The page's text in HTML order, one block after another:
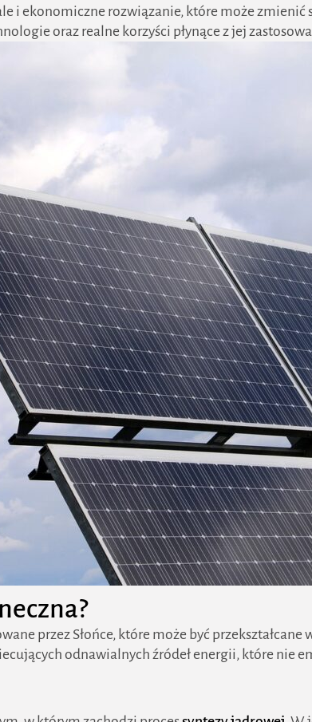
i ekonomiczne rozwiązanie, które może
oraz realne korzyści płynące z jej
przez Słońce, które może być
odnawialnych źródeł energii, które nie